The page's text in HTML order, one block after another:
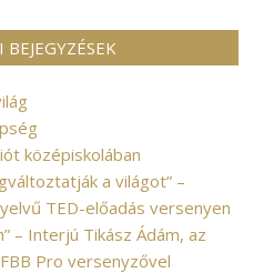
középiskolában
a világot” –
TED-előadás versenyen
– Interjú Tikász Ádám, az
Pro versenyzővel